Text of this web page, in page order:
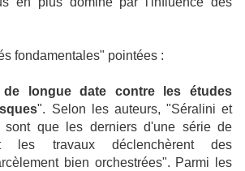
fondamentales" pointées :
de longue date contre les études
". Selon les auteurs, "Séralini et
sont que les derniers d'une série de
les travaux déclenchèrent des
bien orchestrées". Parmi les